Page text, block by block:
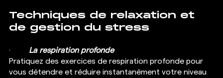
Techniques de relaxation et
de gestion du stress
La respiration profonde
Pratiquez des exercices de respiration profonde pour
vous détendre et réduire instantanément votre niveau